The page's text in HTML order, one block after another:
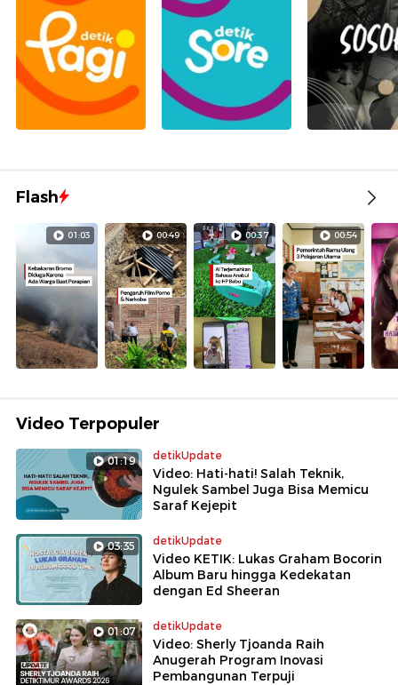
Flash
01:03 00:49 00:37 00:54
Video Terpopuler
01:19 detikUpdate
Video: Hati-hati! Salah Teknik,
Ngulek Sambel Juga Bisa Memicu
Saraf Kejepit
03:35 detikUpdate
Video KETIK: Lukas Graham Bocorin
Album Baru hingga Kedekatan
dengan Ed Sheeran
01:07 detikUpdate
Video: Sherly Tjoanda Raih
Anugerah Program Inovasi
Pembangunan Terpuji